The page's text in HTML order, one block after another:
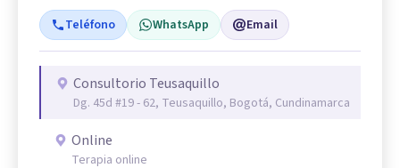
Teléfono WhatsApp Email
Consultorio Teusaquillo
Dg. 45d #19 - 62, Teusaquillo, Bogotá, Cundinamarca
Online
Terapia online